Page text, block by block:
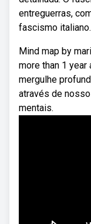
entreguerras,
fascismo italiano.
Mind map by
more than 1
mergulhe
através de
mentais.